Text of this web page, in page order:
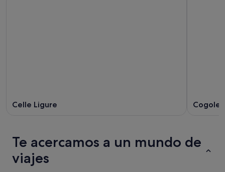
Celle Ligure
Te acercamos a un mundo de
viajes